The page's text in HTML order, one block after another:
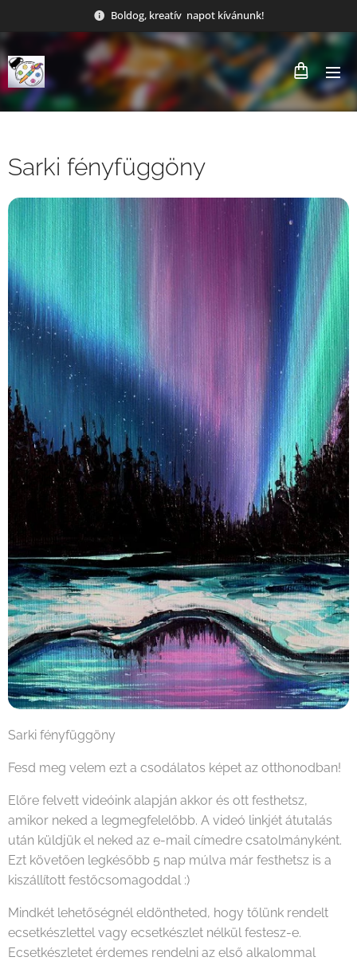
Boldog, kreatív napot kívánunk!
Sarki fényfüggöny
Sarki fényfüggöny
Fesd meg velem ezt a csodálatos képet az otthonodban!
Előre felvett videóink alapján akkor és ott festhetsz,
amikor neked a legmegfelelőbb. A videó linkjét átutalás
után küldjük el neked az e-mail címedre csatolmányként.
Ezt követően legkésőbb 5 nap múlva már festhetsz is a
kiszállított festőcsomagoddal :)
Mindkét lehetőségnél eldöntheted, hogy tőlünk rendelt
ecsetkészlettel vagy ecsetkészlet nélkül festesz-e.
Ecsetkészletet érdemes rendelni az első alkalommal